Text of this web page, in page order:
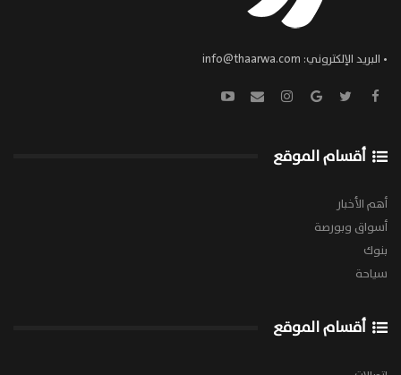
• البريد الإلكتروني: info@thaarwa.com
أقسام الموقع
أهم الأخبار
أسواق وبورصة
بنوك
سياحة
أقسام الموقع